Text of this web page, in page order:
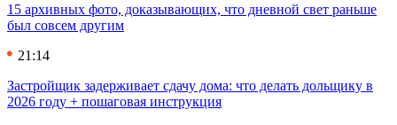
15 архивных фото, доказывающих, что дневной свет раньше
был совсем другим
21:14
Застройщик задерживает сдачу дома: что делать дольщику в
2026 году + пошаговая инструкция